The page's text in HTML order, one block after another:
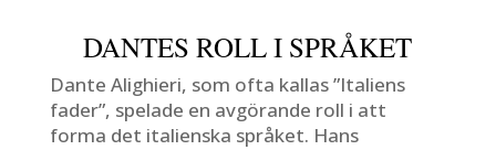
DANTES ROLL I SPRÅKET
Dante Alighieri, som ofta kallas ”Italiens
fader”, spelade en avgörande roll i att
forma det italienska språket. Hans